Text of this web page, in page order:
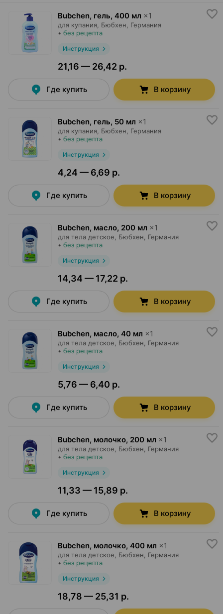
Bubchen, гель, 400 мл ×1
для купания, Бюбхен , Германия
• без рецепта
Инструкция
21,16 — 26,42 р.
Где купить В корзину
Bubchen, гель, 50 мл ×1
для купания, Бюбхен , Германия
• без рецепта
Инструкция
4,24 — 6,69 р.
Где купить В корзину
Bubchen, масло, 200 мл ×1
для тела детское, Бюбхен , Германия
• без рецепта
Инструкция
14,34 — 17,22 р.
Где купить В корзину
Bubchen, масло, 40 мл ×1
для тела детское, Бюбхен , Германия
• без рецепта
Инструкция
5,76 — 6,40 р.
Где купить В корзину
Bubchen, молочко, 200 мл ×1
для тела детское, Бюбхен , Германия
• без рецепта
Инструкция
11,33 — 15,89 р.
Где купить В корзину
Bubchen, молочко, 400 мл ×1
для тела детское, Бюбхен , Германия
• без рецепта
Инструкция
18,78 — 25,31 р.